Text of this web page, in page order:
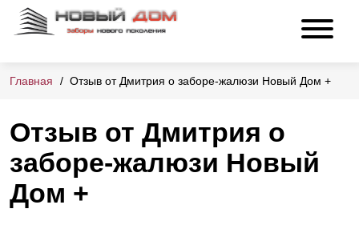
Главная Отзыв от Дмитрия о заборе-жалюзи Новый Дом +
Отзыв от Дмитрия о
заборе-жалюзи Новый
Дом +